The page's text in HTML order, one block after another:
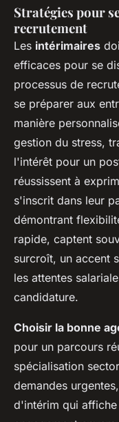
Stratégies pour
recrutement
Les intérimaires
efficaces pour se
processus de
se préparer aux
manière
gestion du stress,
l'intérêt pour un
réussissent à
s'inscrit dans leur
démontrant
rapide, captent
surcroît, un accent
les attentes
candidature.
Choisir la bonne
pour un parcours
spécialisation
demandes
d'intérim qui